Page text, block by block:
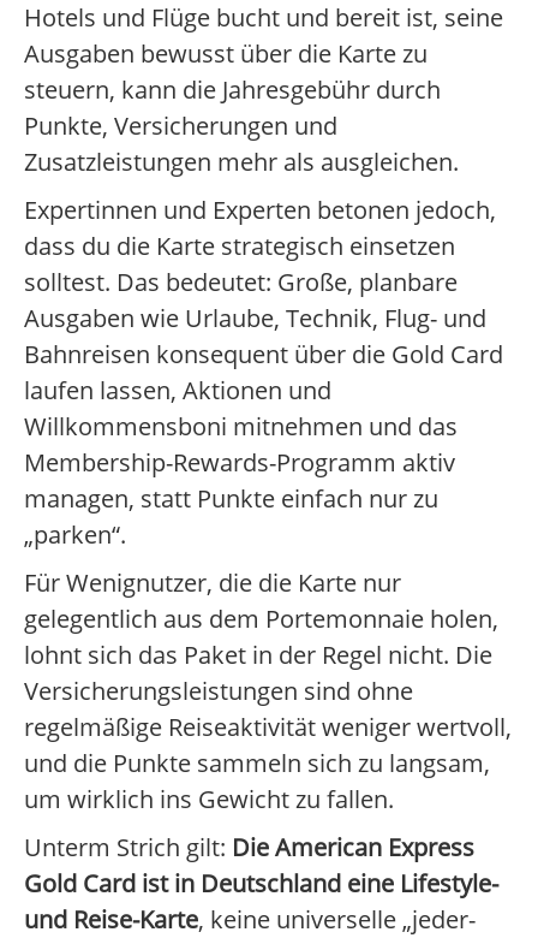
Hotels und Flüge bucht und bereit ist, seine
Ausgaben bewusst über die Karte zu
steuern, kann die Jahresgebühr durch
Punkte, Versicherungen und
Zusatzleistungen mehr als ausgleichen.
Expertinnen und Experten betonen jedoch,
dass du die Karte strategisch einsetzen
solltest. Das bedeutet: Große, planbare
Ausgaben wie Urlaube, Technik, Flug- und
Bahnreisen konsequent über die Gold Card
laufen lassen, Aktionen und
Willkommensboni mitnehmen und das
Membership-Rewards-Programm aktiv
managen, statt Punkte einfach nur zu
„parken“.
Für Wenignutzer, die die Karte nur
gelegentlich aus dem Portemonnaie holen,
lohnt sich das Paket in der Regel nicht. Die
Versicherungsleistungen sind ohne
regelmäßige Reiseaktivität weniger wertvoll,
und die Punkte sammeln sich zu langsam,
um wirklich ins Gewicht zu fallen.
Unterm Strich gilt: Die American Express
Gold Card ist in Deutschland eine Lifestyle-
und Reise-Karte, keine universelle „jeder-